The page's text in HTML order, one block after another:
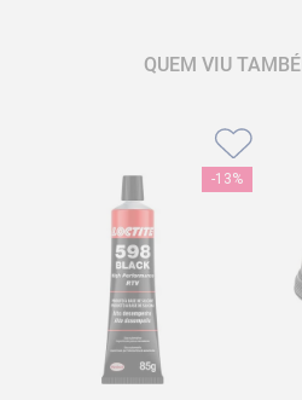
QUEM VIU
-13%